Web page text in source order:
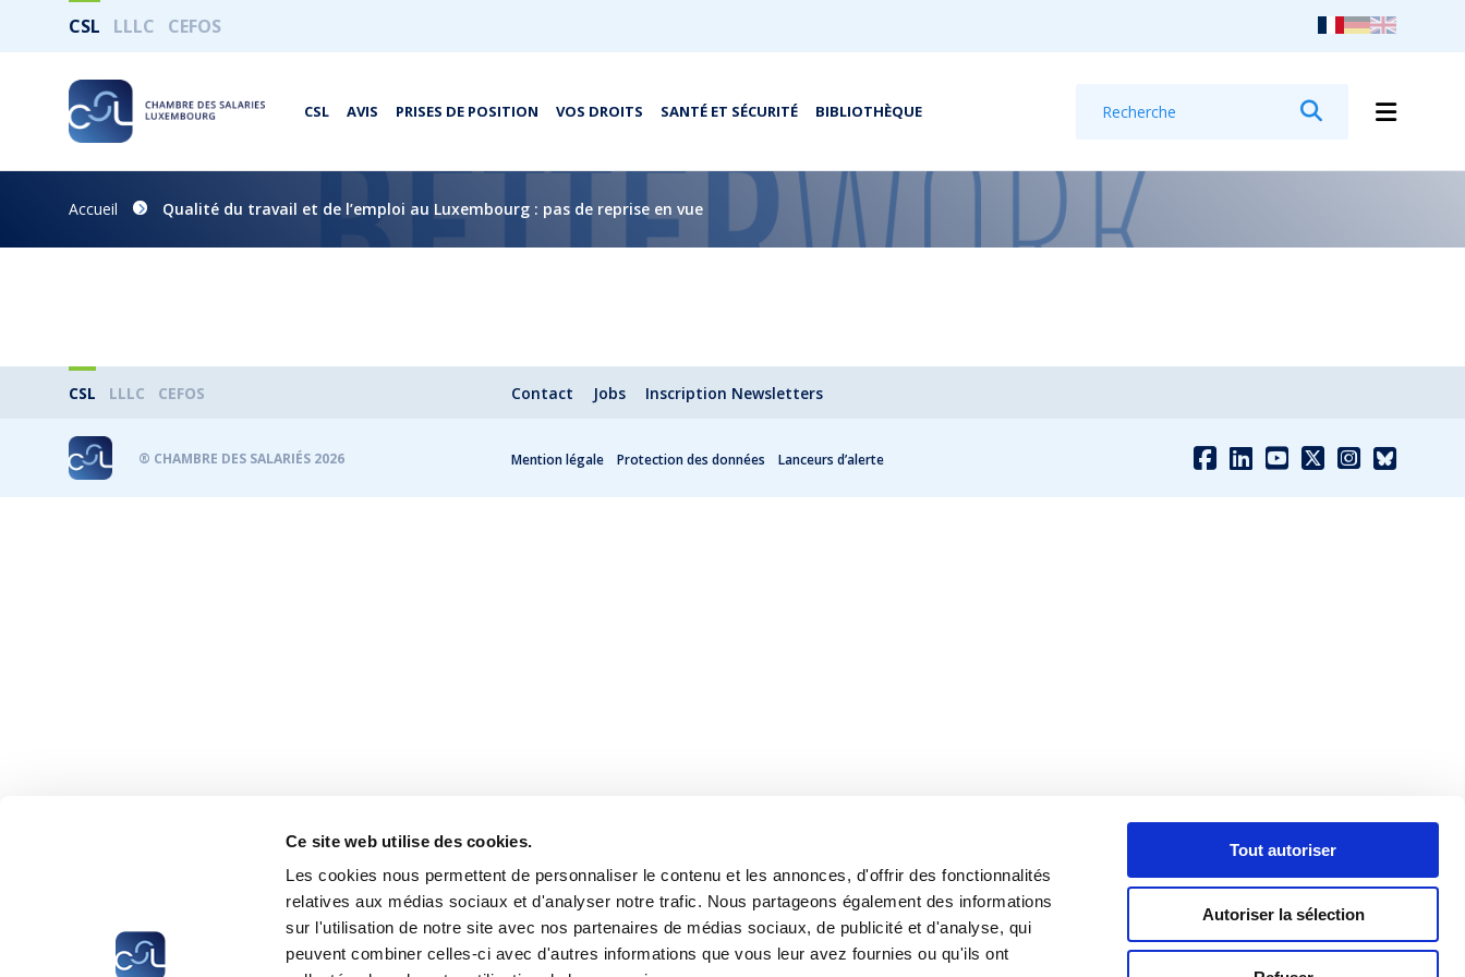
Ce site web utilise des cookies.
Les cookies nous permettent de personnaliser le contenu et les annonces, d'offrir des fonctionnalités
relatives aux médias sociaux et d'analyser notre trafic. Nous partageons également des informations
sur l'utilisation de notre site avec nos partenaires de médias sociaux, de publicité et d'analyse, qui
peuvent combiner celles-ci avec d'autres informations que vous leur avez fournies ou qu'ils ont
Tout autoriser
Autoriser la sélection
CSL LLLC CEFOS
CSL AVIS PRISES DE POSITION VOS DROITS SANTÉ ET SÉCURITÉ BIBLIOTHÈQUE
Accueil Qualité du travail et de l’emploi au Luxembourg : pas de reprise en vue
CSL LLLC CEFOS Contact Jobs Inscription Newsletters
® CHAMBRE DES SALARIÉS 2026 Mention légale Protection des données Lanceurs d’alerte